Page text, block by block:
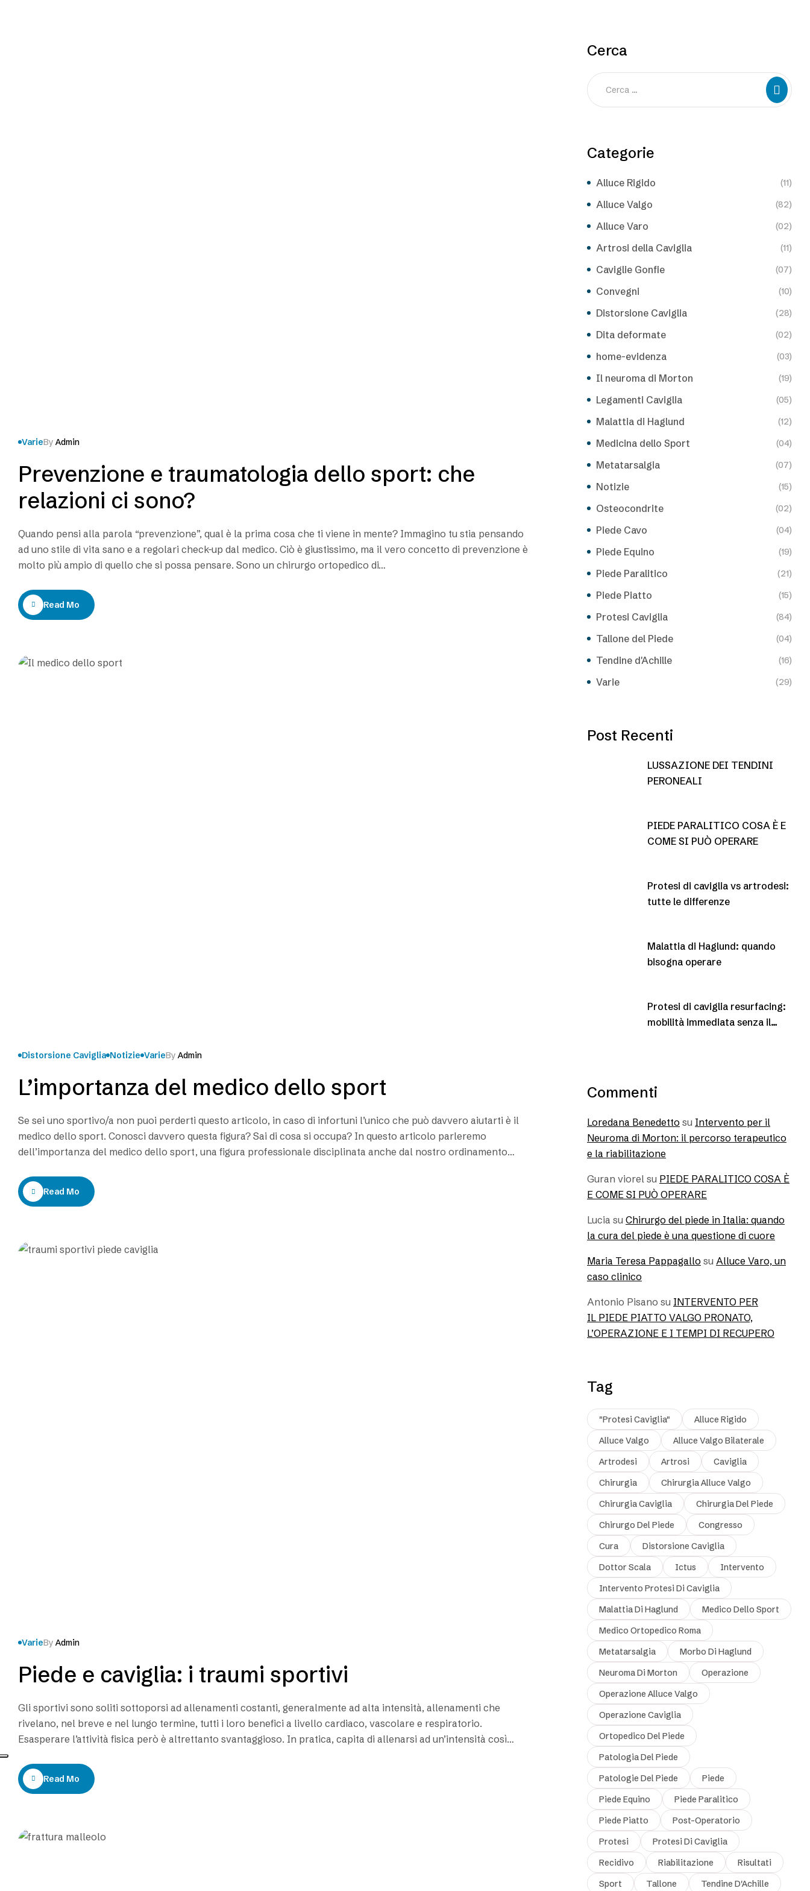
VarieBy Admin
Prevenzione e traumatologia dello sport: che
relazioni ci sono?
Quando pensi alla parola “prevenzione”, qual è la prima cosa che ti viene in mente? Immagino tu stia pensando
ad uno stile di vita sano e a regolari check-up dal medico. Ciò è giustissimo, ma il vero concetto di prevenzione è
molto più ampio di quello che si possa pensare. Sono un chirurgo ortopedico di…
Read More
Distorsione Caviglia Notizie VarieBy Admin
L’importanza del medico dello sport
Se sei uno sportivo/a non puoi perderti questo articolo, in caso di infortuni l’unico che può davvero aiutarti è il
medico dello sport. Conosci davvero questa figura? Sai di cosa si occupa? In questo articolo parleremo
dell’importanza del medico dello sport, una figura professionale disciplinata anche dal nostro ordinamento
Read More
VarieBy Admin
Piede e caviglia: i traumi sportivi
Gli sportivi sono soliti sottoporsi ad allenamenti costanti, generalmente ad alta intensità, allenamenti che
rivelano, nel breve e nel lungo termine, tutti i loro benefici a livello cardiaco, vascolare e respiratorio.
Esasperare l’attività fisica però è altrettanto svantaggioso. In pratica, capita di allenarsi ad un’intensità così
Read More
Cerca
Categorie
Alluce Rigido (11)
Alluce Valgo (82)
Alluce Varo (02)
Artrosi della Caviglia (11)
Caviglie Gonfie (07)
Convegni (10)
Distorsione Caviglia (28)
Dita deformate (02)
home-evidenza (03)
Il neuroma di Morton (19)
Legamenti Caviglia (05)
Malattia di Haglund (12)
Medicina dello Sport (04)
Metatarsalgia (07)
Notizie (15)
Osteocondrite (02)
Piede Cavo (04)
Piede Equino (19)
Piede Paralitico (21)
Piede Piatto (15)
Protesi Caviglia (84)
Tallone del Piede (04)
Tendine d'Achille (16)
Varie (29)
Post Recenti
LUSSAZIONE DEI TENDINI
PERONEALI
PIEDE PARALITICO COSA È E
COME SI PUÒ OPERARE
Protesi di caviglia vs artrodesi:
tutte le differenze
Malattia di Haglund: quando
bisogna operare
Protesi di caviglia resurfacing:
mobilità immediata senza il
Commenti
Loredana Benedetto su Intervento per il
Neuroma di Morton: il percorso terapeutico
e la riabilitazione
Guran viorel su PIEDE PARALITICO COSA È
E COME SI PUÒ OPERARE
Lucia su Chirurgo del piede in Italia: quando
la cura del piede è una questione di cuore
Maria Teresa Pappagallo su Alluce Varo, un
caso clinico
Antonio Pisano su INTERVENTO PER
IL PIEDE PIATTO VALGO PRONATO,
L’OPERAZIONE E I TEMPI DI RECUPERO
Tag
"protesi Caviglia"
Alluce Rigido
Alluce Valgo
Alluce Valgo Bilaterale
Artrodesi
Artrosi
Caviglia
Chirurgia
Chirurgia Alluce Valgo
Chirurgia Caviglia
Chirurgia Del Piede
Chirurgo Del Piede
Congresso
Cura
Distorsione Caviglia
Dottor Scala
Ictus
Intervento
Intervento Protesi Di Caviglia
Malattia Di Haglund
Medico Dello Sport
Medico Ortopedico Roma
Metatarsalgia
Morbo Di Haglund
Neuroma Di Morton
Operazione
Operazione Alluce Valgo
Operazione Caviglia
Ortopedico Del Piede
Patologia Del Piede
Patologie Del Piede
Piede
Piede Equino
Piede Paralitico
Piede Piatto
Post-Operatorio
Protesi
Protesi Di Caviglia
Recidivo
Riabilitazione
Risultati
Sport
Tallone Tendine D'Achille